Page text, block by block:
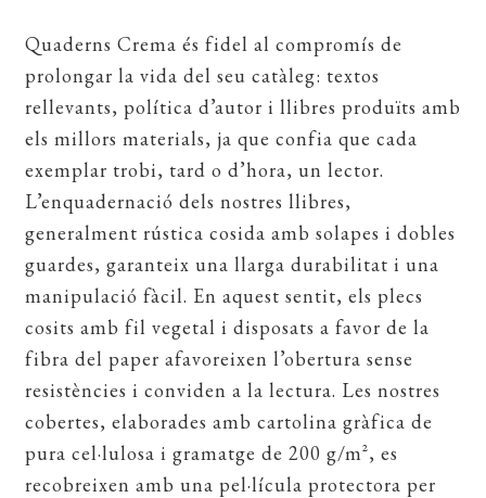
Quaderns Crema és fidel al compromís de
prolongar la vida del seu catàleg: textos
rellevants, política d’autor i llibres produïts amb
els millors materials, ja que confia que cada
exemplar trobi, tard o d’hora, un lector.
L’enquadernació dels nostres llibres,
generalment rústica cosida amb solapes i dobles
guardes, garanteix una llarga durabilitat i una
manipulació fàcil. En aquest sentit, els plecs
cosits amb fil vegetal i disposats a favor de la
fibra del paper afavoreixen l’obertura sense
resistències i conviden a la lectura. Les nostres
cobertes, elaborades amb cartolina gràfica de
pura cel·lulosa i gramatge de 200 g/m², es
recobreixen amb una pel·lícula protectora per